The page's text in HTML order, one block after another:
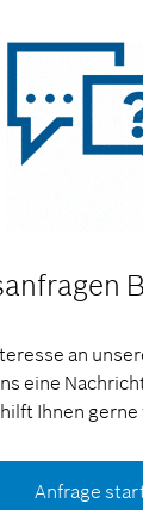
an
eine
hilft Ihnen
Anfrage